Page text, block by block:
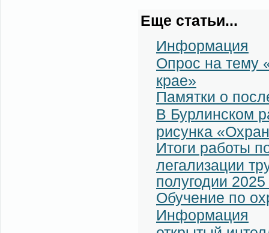
Еще статьи...
Информация
Опрос на тему
крае»
Памятки о
В Бурлинском
рисунка
Итоги работы
легализации
полугодии 2025
Обучение по
Информация